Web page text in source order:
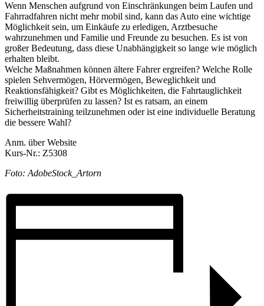
Wenn Menschen aufgrund von Einschränkungen beim Laufen und
Fahrradfahren nicht mehr mobil sind, kann das Auto eine wichtige
Möglichkeit sein, um Einkäufe zu erledigen, Arztbesuche
wahrzunehmen und Familie und Freunde zu besuchen. Es ist von
großer Bedeutung, dass diese Unabhängigkeit so lange wie möglich
erhalten bleibt.
Welche Maßnahmen können ältere Fahrer ergreifen? Welche Rolle
spielen Sehvermögen, Hörvermögen, Beweglichkeit und
Reaktionsfähigkeit? Gibt es Möglichkeiten, die Fahrtauglichkeit
freiwillig überprüfen zu lassen? Ist es ratsam, an einem
Sicherheitstraining teilzunehmen oder ist eine individuelle Beratung
die bessere Wahl?
Anm. über Website
Kurs-Nr.: Z5308
Foto: AdobeStock_Artorn